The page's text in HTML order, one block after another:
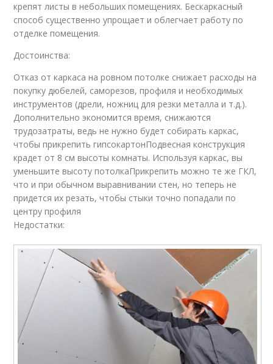
крепят листы в небольших помещениях. Бескаркасный
способ существенно упрощает и облегчает работу по
отделке помещения.
Достоинства:
Отказ от каркаса на ровном потолке снижает расходы на
покупку дюбелей, саморезов, профиля и необходимых
инструментов (дрели, ножниц для резки металла и т.д.).
Дополнительно экономится время, снижаются
трудозатраты, ведь не нужно будет собирать каркас,
чтобы прикрепить гипсокартонПодвесная конструкция
крадет от 8 см высоты комнаты. Используя каркас, вы
уменьшите высоту потолкаПрикрепить можно те же ГКЛ,
что и при обычном выравнивании стен, но теперь не
придется их резать, чтобы стыки точно попадали по
центру профиля
Недостатки: